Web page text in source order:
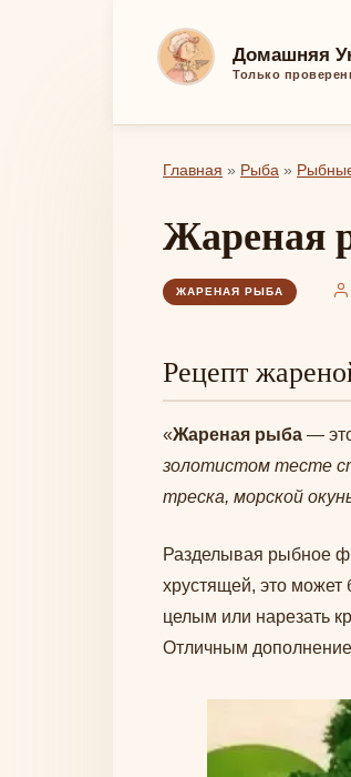
Домашняя
Только
Главная » Рыба »
ЖАРЕНАЯ РЫБА
Рецепт
«Жареная рыба —
золотистом тесте
треска, морской
Разделывая рыбное
хрустящей, это
целым или нарезать
Отличным